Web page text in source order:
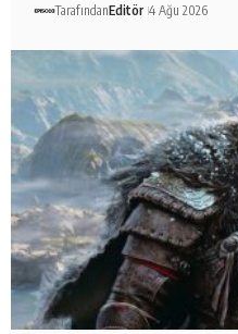
TarafındanEditör 4 Ağu 2026